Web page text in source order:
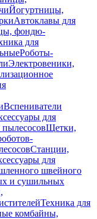
Йогуртницы,
Автоклавы для
фондю-
для
Роботы-
Электровеники,
Вспениватели
для
Щетки,
Станции,
для
швейного
и сушильных
Техника для
комбайны,